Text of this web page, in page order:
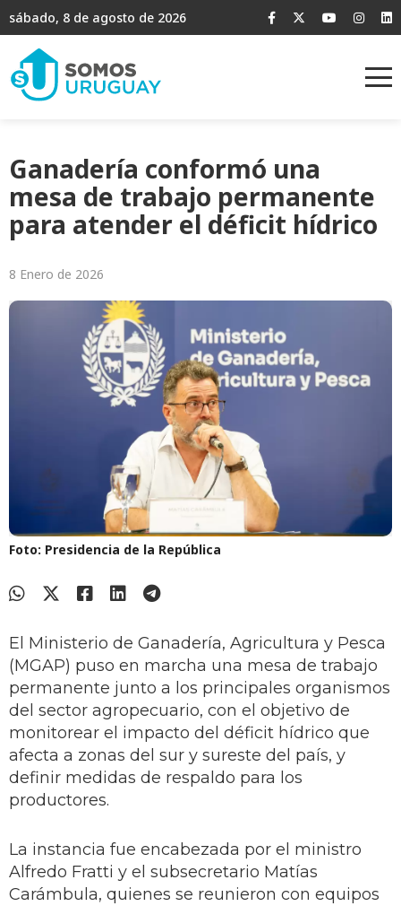
sábado, 8 de agosto de 2026
Ganadería conformó una
mesa de trabajo permanente
para atender el déficit hídrico
8 Enero de 2026
Foto: Presidencia de la República
El Ministerio de Ganadería, Agricultura y Pesca
(MGAP) puso en marcha una mesa de trabajo
permanente junto a los principales organismos
del sector agropecuario, con el objetivo de
monitorear el impacto del déficit hídrico que
afecta a zonas del sur y sureste del país, y
definir medidas de respaldo para los
productores.
La instancia fue encabezada por el ministro
Alfredo Fratti y el subsecretario Matías
Carámbula, quienes se reunieron con equipos